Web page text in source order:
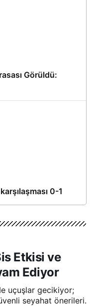
Görüldü:
0-1
Etkisi ve
Ediyor
uçuşlar gecikiyor;
seyahat önerileri.